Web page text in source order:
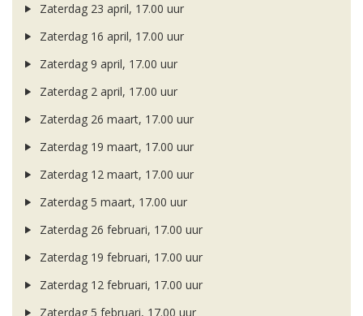
Zaterdag 23 april, 17.00 uur
Zaterdag 16 april, 17.00 uur
Zaterdag 9 april, 17.00 uur
Zaterdag 2 april, 17.00 uur
Zaterdag 26 maart, 17.00 uur
Zaterdag 19 maart, 17.00 uur
Zaterdag 12 maart, 17.00 uur
Zaterdag 5 maart, 17.00 uur
Zaterdag 26 februari, 17.00 uur
Zaterdag 19 februari, 17.00 uur
Zaterdag 12 februari, 17.00 uur
Zaterdag 5 februari, 17.00 uur